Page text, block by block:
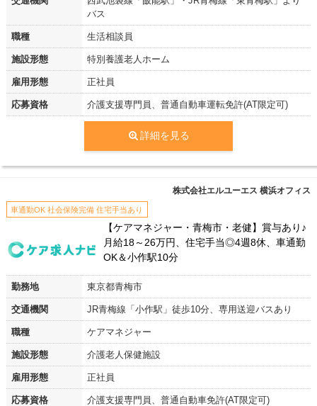
バス
職種 生活相談員
施設形態 特別養護老人ホーム
雇用形態 正社員
応募資格 介護支援専門員、普通自動車運転免許(AT限定可)
詳細を見る
株式会社エルユーエス 横浜オフィス
車通勤OK 社会保険完備 住宅手当あり
【ケアマネジャー・青梅市・老健】賞与あり♪
月給18～26万円、住宅手当◎4週8休、車通勤
OK＆小作駅10分
勤務地 東京都青梅市
交通機関 JR青梅線「小作駅」徒歩10分、専用送迎バスあり
職種 ケアマネジャー
施設形態 介護老人保健施設
雇用形態 正社員
応募資格 介護支援専門員、普通自動車免許(AT限定可)